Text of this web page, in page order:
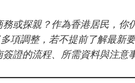
或探親？作為香港居民，你
項調整，若不提前了解最新
證的流程、所需資料與注意